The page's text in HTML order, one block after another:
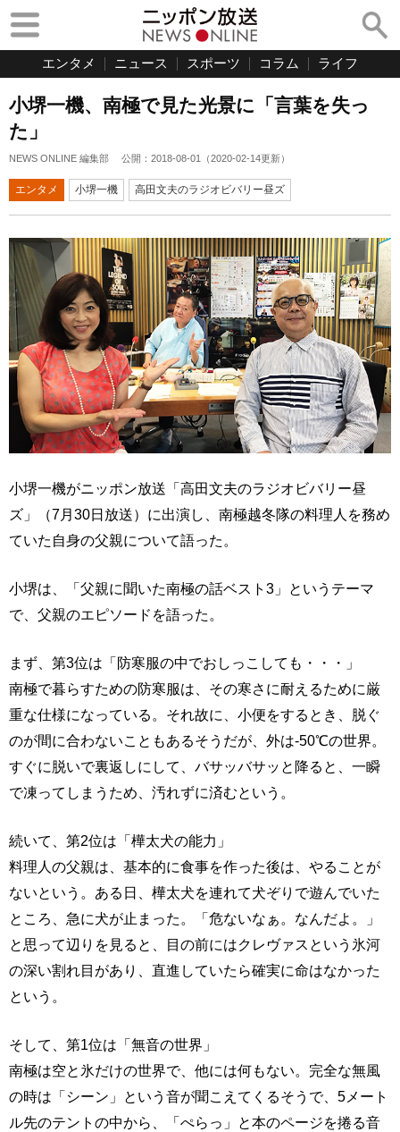
エンタメ ニュース スポーツ コラム ライフ
小堺一機、南極で見た光景に「言葉を失っ
た」
NEWS ONLINE 編集部 公開： 2018-08-01 （2020-02-14更新）
エンタメ 小堺一機 高田文夫のラジオビバリー昼ズ
小堺一機がニッポン放送「高田文夫のラジオビバリー昼
ズ」（7月30日放送）に出演し、南極越冬隊の料理人を務め
ていた自身の父親について語った。
小堺は、「父親に聞いた南極の話ベスト3」というテーマ
で、父親のエピソードを語った。
まず、第3位は「防寒服の中でおしっこしても・・・」
南極で暮らすための防寒服は、その寒さに耐えるために厳
重な仕様になっている。それ故に、小便をするとき、脱ぐ
のが間に合わないこともあるそうだが、外は-50℃の世界。
すぐに脱いで裏返しにして、バサッバサッと降ると、一瞬
で凍ってしまうため、汚れずに済むという。
続いて、第2位は「樺太犬の能力」
料理人の父親は、基本的に食事を作った後は、やることが
ないという。ある日、樺太犬を連れて犬ぞりで遊んでいた
ところ、急に犬が止まった。「危ないなぁ。なんだよ。」
と思って辺りを見ると、目の前にはクレヴァスという氷河
の深い割れ目があり、直進していたら確実に命はなかった
という。
そして、第1位は「無音の世界」
南極は空と氷だけの世界で、他には何もない。完全な無風
の時は「シーン」という音が聞こえてくるそうで、5メート
ル先のテントの中から、「ぺらっ」と本のページを捲る音